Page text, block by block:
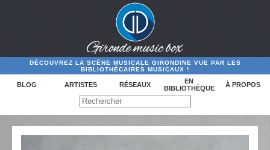
DÉCOUVREZ LA SCÈNE MUSICALE GIRONDINE VUE PAR LES
BIBLIOTHÉCAIRES MUSICAUX !
BLOG ARTISTES RÉSEAUX
EN
BIBLIOTHÈQUE
À PROPOS